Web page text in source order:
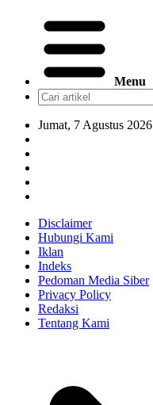
Menu
Jumat, 7 Agustus 2026
Disclaimer
Hubungi Kami
Iklan
Indeks
Pedoman Media Siber
Privacy Policy
Redaksi
Tentang Kami